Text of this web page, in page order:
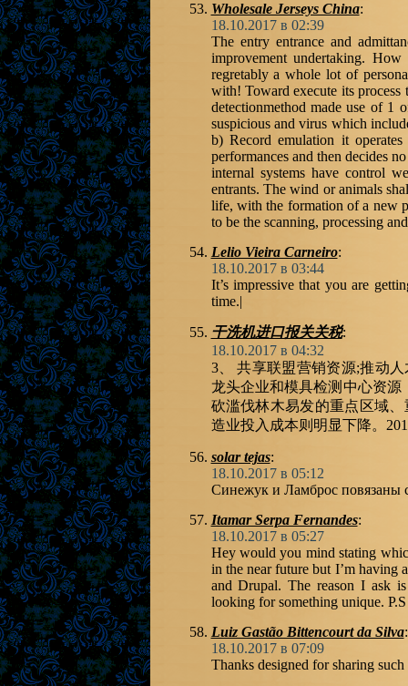
Wholesale Jerseys China:
18.10.2017 в 02:39
The entry entrance and
improvement undertaking.
regretably a whole lot of
with! Toward execute its process
detectionmethod made use of 1
suspicious and virus which
b) Record emulation it
performances and then decides
internal systems have control
entrants. The wind or animals
life, with the formation of a new
to be the scanning, processing
Lelio Vieira Carneiro:
18.10.2017 в 03:44
It’s impressive that you are
time.|
干洗机进口报关关税:
18.10.2017 в 04:32
3、 共享联盟营销资源;推动
龙头企业和模具检测中心资
砍滥伐林木易发的重点区域
造业投入成本则明显下降。
solar tejas:
18.10.2017 в 05:12
Синежук и Ламброс
Itamar Serpa Fernandes:
18.10.2017 в 05:27
Hey would you mind stating
in the near future but I’m having
and Drupal. The reason I ask
looking for something unique.
Luiz Gastão Bittencourt da Silva:
18.10.2017 в 07:09
Thanks designed for sharing